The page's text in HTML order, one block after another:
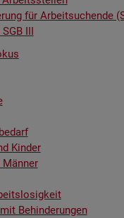
für Ar­beit­su­chen­de
III
Kin­der
Män­ner
Be­hin­de­run­gen